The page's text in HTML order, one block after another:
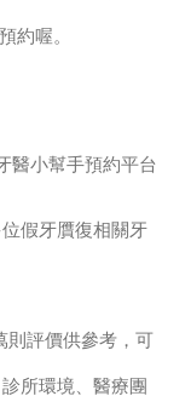
約喔。
醫小幫手預約平台
位假牙贋復相關牙
則評價供參考，可
所環境、醫療團